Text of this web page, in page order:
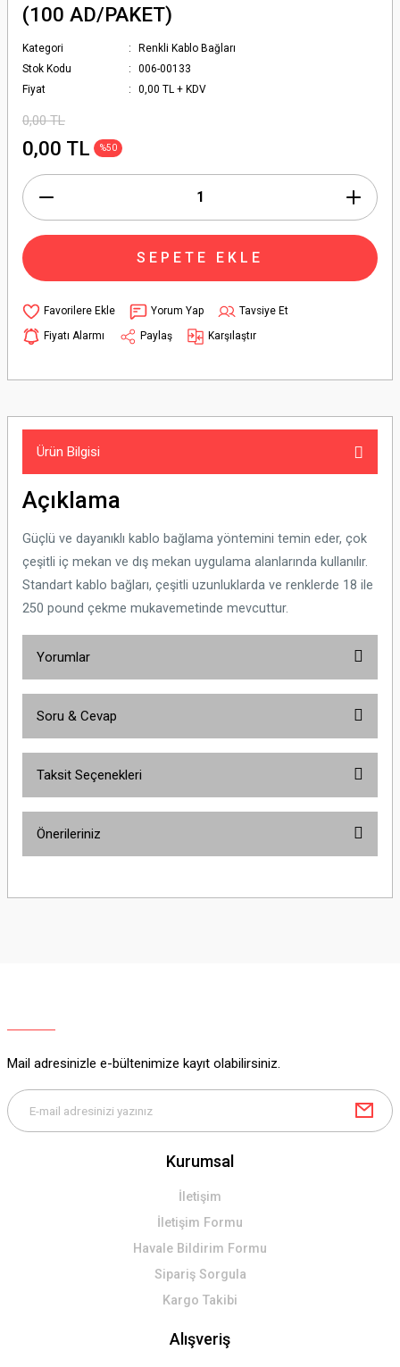
(100 AD/PAKET)
Kategori
Renkli Kablo Bağları
Stok Kodu
006-00133
Fiyat
0,00 TL + KDV
0,00 TL
0,00 TL %50
SEPETE EKLE
Yorum Yap
Tavsiye Et
Fiyatı Alarmı
Paylaş Karşılaştır
Ürün Bilgisi
Açıklama
Güçlü ve dayanıklı kablo bağlama yöntemini temin eder, çok
çeşitli iç mekan ve dış mekan uygulama alanlarında kullanılır.
Standart kablo bağları, çeşitli uzunluklarda ve renklerde 18 ile
250 pound çekme mukavemetinde mevcuttur.
Yorumlar
Soru & Cevap
Taksit Seçenekleri
Önerileriniz
Bu ürüne benzer farklı alternatifler olmalı.
Gönder
Mail adresinizle e-bültenimize kayıt olabilirsiniz.
Kurumsal
İletişim
İletişim Formu
Havale Bildirim Formu
Sipariş Sorgula
Kargo Takibi
Alışveriş